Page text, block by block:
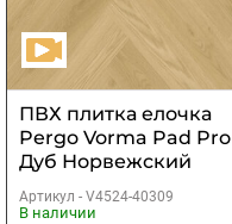
ПВХ плитка елочка
Pergo Vorma Pad Pro
Дуб Норвежский
натуральный
Артикул - V4524-40309
В наличии